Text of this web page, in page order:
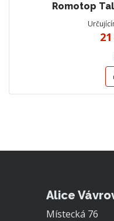
Romotop
Alice
Místecká 76